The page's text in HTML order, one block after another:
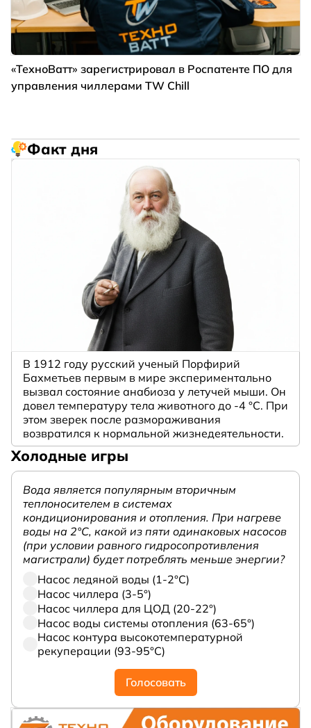
«ТехноВатт» зарегистрировал в Роспатенте ПО для
управления чиллерами TW Chill
Факт дня
В 1912 году русский ученый Порфирий
Бахметьев первым в мире экспериментально
вызвал состояние анабиоза у летучей мыши. Он
довел температуру тела животного до -4 °C. При
этом зверек после размораживания
возвратился к нормальной жизнедеятельности.
Холодные игры
Вода является популярным вторичным
теплоносителем в системах
кондиционирования и отопления. При нагреве
воды на 2°С, какой из пяти одинаковых насосов
(при условии равного гидросопротивления
магистрали) будет потреблять меньше энергии?
Насос ледяной воды (1-2°С)
Насос чиллера (3-5°)
Насос чиллера для ЦОД (20-22°)
Насос воды системы отопления (63-65°)
Насос контура высокотемпературной
рекуперации (93-95°С)
Голосовать